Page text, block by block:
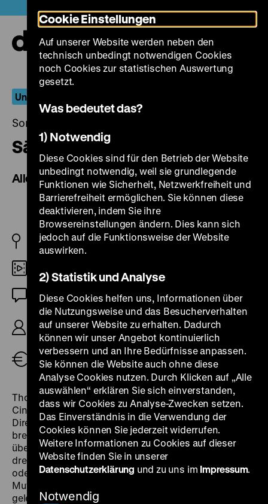
zum
Seiteninhalt
springen
Unser täglich Brot
Sonntag, 06. März 2022, 19.30 Uhr
Sān Zǐmèi
Allein in den Bergen von Yunnan
FR/HK 2012
OmeU
R: Wang Bing, K: Wang Bing, Huang Wenhai, Lei
Peifeng, 153’
Tickets
Thom Andersen schrieb in der Frühlingsausgabe der
Cinema-Scope 2013, dass in jeder Einstellung dieser
Direct-Cinema-Großtat von Wang Bing, ein Feuer
brenne. Man kann ihm nur beipflichten. 3200 Meter
über dem Meeresspiegel begleitet der Filmemacher
drei Schwestern zwischen 4 und 10 Jahren, die mehr
oder weniger allein zurechtkommen müssen. Die
Mutter ist abgehauen, der Vater taucht nur
gelegentlich aus der Stadt auf und die Tante
Cookie Einstellungen
Auf unserer Website werden neben den
technisch unbedingt notwendigen Cookies
noch Cookies zur statistischen Auswertung
gesetzt.
Was bedeutet das?
1) Notwendig
Diese Cookies sind für den Betrieb der Website
unbedingt notwendig, weil sie grundlegende
Funktionen wie Sicherheit, Netzwerkfreiheit und
Barrierefreiheit ermöglichen. Sie können diese
deaktivieren, indem Sie ihre
Browsereinstellungen ändern. Dies kann sich
jedoch auf die Funktionsweise der Website
auswirken.
2) Statistik und Analyse
Diese Cookies helfen uns, Informationen über
die Nutzungsweise und das Besucherverhalten
auf unserer Website zu erhalten. Dadurch
können wir unser Angebot kontinuierlich
verbessern und an Ihre Bedürfnisse anpassen.
Sie können die Website auch ohne diese
Analyse Cookies nutzen. Durch Klicken auf „Alle
auswählen“ erklären Sie sich einverstanden,
dass wir Cookies zu Analyse-Zwecken setzen.
Das Einverständnis in die Verwendung der
Cookies können Sie jederzeit widerrufen.
Weitere Informationen zu Cookies auf dieser
Website finden Sie in unserer
Datenschutzerklärung und zu uns im Impressum.
Notwendig